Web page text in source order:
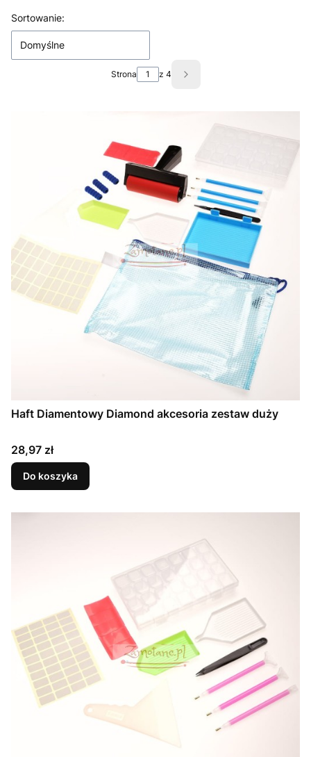
Lista produktów
Sortowanie:
Domyślne
Strona z 4 Następne produkty
Haft Diamentowy Diamond akcesoria zestaw duży
Cena
28,97 zł
Do koszyka